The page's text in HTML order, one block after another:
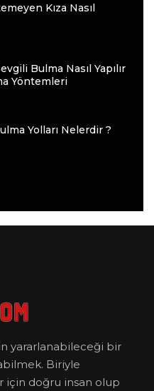
Kıza Nasıl
Bulma Nasıl Yapılır
Yöntemleri
Yolları Nelerdir ?
yararlanabileceği bir
Biriyle
için doğru insan olup